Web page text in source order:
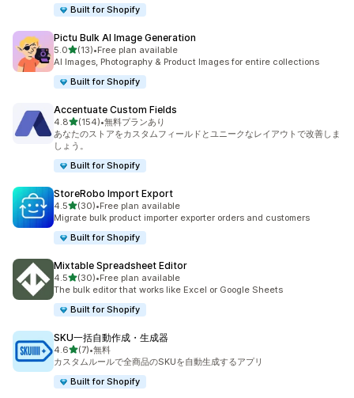
Built for Shopify
Pictu Bulk AI Image Generation
5.05つ星中
(13)
合計レビュー数：13件
•Free plan available
AI Images, Photography & Product Images for entire collections
Built for Shopify
Accentuate Custom Fields
4.85つ星中
(154)
合計レビュー数：154件
•無料プランあり
あなたのストアをカスタムフィールドとユニークなレイアウトで改善しま
しょう。
Built for Shopify
StoreRobo Import Export
4.55つ星中
(30)
合計レビュー数：30件
•Free plan available
Migrate bulk product importer exporter orders and customers
Built for Shopify
Mixtable Spreadsheet Editor
4.55つ星中
(30)
合計レビュー数：30件
•Free plan available
The bulk editor that works like Excel or Google Sheets
Built for Shopify
SKU一括自動作成・生成器
4.65つ星中
(7)
合計レビュー数：7件
•無料
カスタムルールで全商品のSKUを自動生成するアプリ
Built for Shopify